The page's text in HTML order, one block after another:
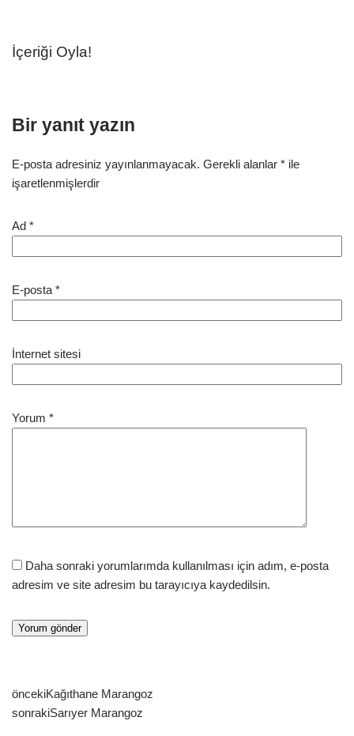
İçeriği Oyla!
Bir yanıt yazın
E-posta adresiniz yayınlanmayacak. Gerekli alanlar * ile
işaretlenmişlerdir
Ad *
E-posta *
İnternet sitesi
Yorum *
Daha sonraki yorumlarımda kullanılması için adım, e-posta
adresim ve site adresim bu tarayıcıya kaydedilsin.
öncekiKağıthane Marangoz
sonrakiSarıyer Marangoz